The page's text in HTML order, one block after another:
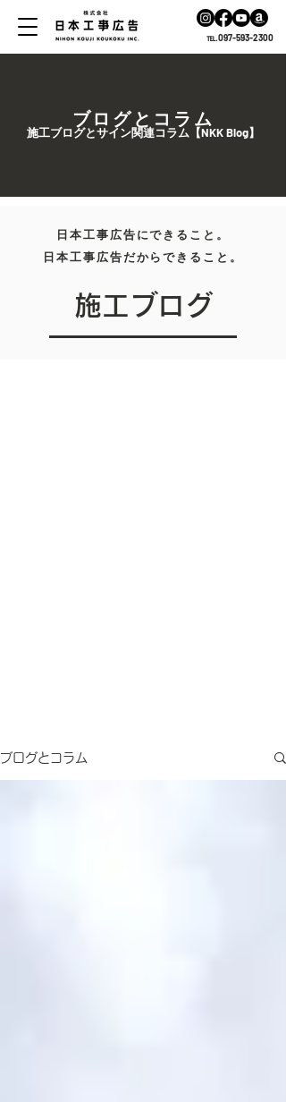
℡.097-593-2300
ブログとコラム
施工ブログとサイン関連コラム【NKK Blog】
日本工事広告にできること。
日本工事広告だからできること。
施工ブログ
ブログとコラム